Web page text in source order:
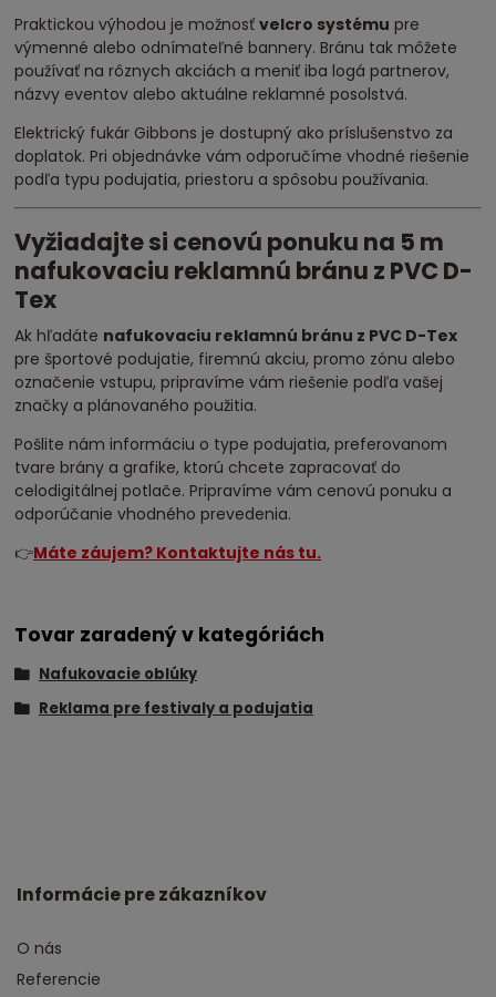
Praktickou výhodou je možnosťvelcro systému pre
výmenné alebo odnímateľné bannery. Bránu tak môžete
používať na rôznych akciách a meniť iba logá partnerov,
názvy eventov alebo aktuálne reklamné posolstvá.
Elektrický fukár Gibbons je dostupný ako príslušenstvo za
doplatok. Pri objednávke vám odporučíme vhodné riešenie
podľa typu podujatia, priestoru a spôsobu používania.
Vyžiadajte si cenovú ponuku na 5 m
nafukovaciu reklamnú bránu z PVC D-
Tex
Ak hľadáte nafukovaciu reklamnú bránu z PVC D-Tex
pre športové podujatie, firemnú akciu, promo zónu alebo
označenie vstupu, pripravíme vám riešenie podľa vašej
značky a plánovaného použitia.
Pošlite nám informáciu o type podujatia, preferovanom
tvare brány a grafike, ktorú chcete zapracovať do
celodigitálnej potlače. Pripravíme vám cenovú ponuku a
odporúčanie vhodného prevedenia.
👉Máte záujem? Kontaktujte nás tu.
Tovar zaradený v kategóriách
Nafukovacie oblúky
Reklama pre festivaly a podujatia
Informácie pre zákazníkov
O nás
Referencie